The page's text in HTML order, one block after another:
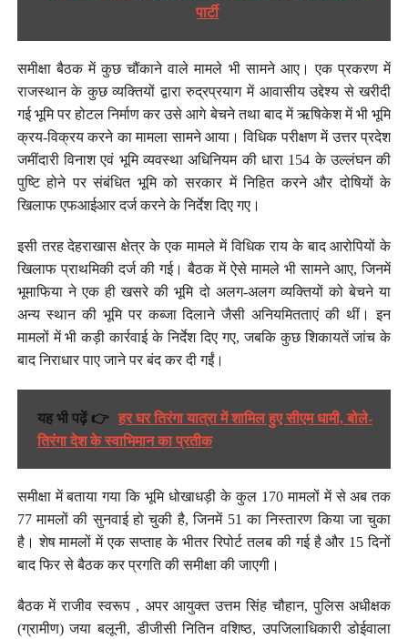
पार्टी
समीक्षा बैठक में कुछ चौंकाने वाले मामले भी सामने आए। एक प्रकरण में
राजस्थान के कुछ व्यक्तियों द्वारा रुद्रप्रयाग में आवासीय उद्देश्य से खरीदी
गई भूमि पर होटल निर्माण कर उसे आगे बेचने तथा बाद में ऋषिकेश में भी भूमि
क्रय-विक्रय करने का मामला सामने आया। विधिक परीक्षण में उत्तर प्रदेश
जमींदारी विनाश एवं भूमि व्यवस्था अधिनियम की धारा 154 के उल्लंघन की
पुष्टि होने पर संबंधित भूमि को सरकार में निहित करने और दोषियों के
खिलाफ एफआईआर दर्ज करने के निर्देश दिए गए।
इसी तरह देहराखास क्षेत्र के एक मामले में विधिक राय के बाद आरोपियों के
खिलाफ प्राथमिकी दर्ज की गई। बैठक में ऐसे मामले भी सामने आए, जिनमें
भूमाफिया ने एक ही खसरे की भूमि दो अलग-अलग व्यक्तियों को बेचने या
अन्य स्थान की भूमि पर कब्जा दिलाने जैसी अनियमितताएं की थीं। इन
मामलों में भी कड़ी कार्रवाई के निर्देश दिए गए, जबकि कुछ शिकायतें जांच के
बाद निराधार पाए जाने पर बंद कर दी गईं।
यह भी पढ़ें 👉 हर घर तिरंगा यात्रा में शामिल हुए सीएम धामी, बोले-
तिरंगा देश के स्वाभिमान का प्रतीक
समीक्षा में बताया गया कि भूमि धोखाधड़ी के कुल 170 मामलों में से अब तक
77 मामलों की सुनवाई हो चुकी है, जिनमें 51 का निस्तारण किया जा चुका
है। शेष मामलों में एक सप्ताह के भीतर रिपोर्ट तलब की गई है और 15 दिनों
बाद फिर से बैठक कर प्रगति की समीक्षा की जाएगी।
बैठक में राजीव स्वरूप , अपर आयुक्त उत्तम सिंह चौहान, पुलिस अधीक्षक
(ग्रामीण) जया बलूनी, डीजीसी नितिन वशिष्ठ, उपजिलाधिकारी डोईवाला